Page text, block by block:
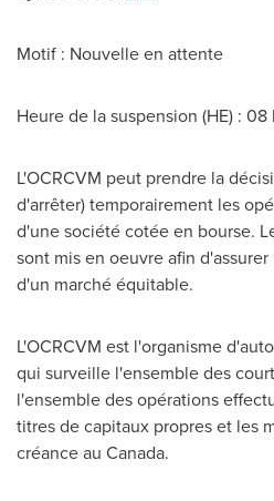
Motif : Nouvelle en attente
Heure de la suspension (HE) : 08
L'OCRCVM peut prendre la
d'arrêter) temporairement les
d'une société cotée en bourse.
sont mis en oeuvre afin
d'un marché équitable.
L'OCRCVM est l'organisme
qui surveille l'ensemble des
l'ensemble des opérations
titres de capitaux propres et les
créance au Canada.